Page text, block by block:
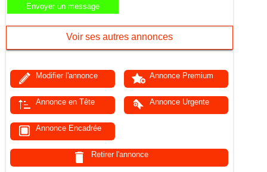
Envoyer un message
Voir ses autres annonces
Modifier l'annonce Annonce Premium
Annonce en Tête Annonce Urgente
Annonce Encadrée
Retirer l'annonce